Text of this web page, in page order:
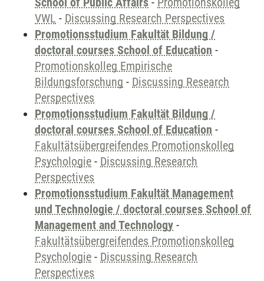
VWL - Discussing Research Perspectives
Promotionsstudium Fakultät Bildung /
doctoral courses School of Education -
Promotionskolleg Empirische
Bildungsforschung - Discussing Research
Perspectives
Promotionsstudium Fakultät Bildung /
doctoral courses School of Education -
Fakultätsübergreifendes Promotionskolleg
Psychologie - Discussing Research
Perspectives
Promotionsstudium Fakultät Management
und Technologie / doctoral courses School of
Management and Technology -
Fakultätsübergreifendes Promotionskolleg
Psychologie - Discussing Research
Perspectives